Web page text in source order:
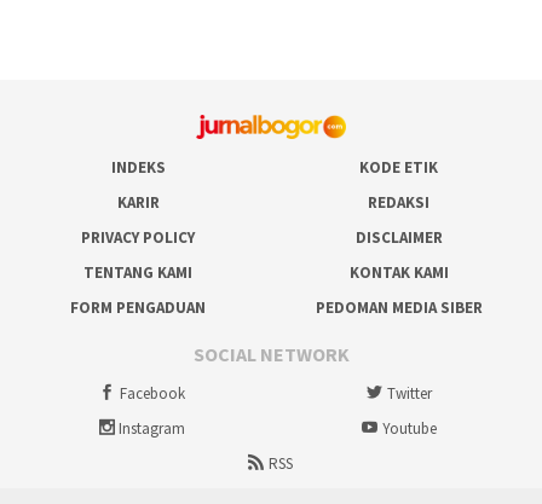
INDEKS
KODE ETIK
KARIR
REDAKSI
PRIVACY POLICY
DISCLAIMER
TENTANG KAMI
KONTAK KAMI
FORM PENGADUAN
PEDOMAN MEDIA SIBER
SOCIAL NETWORK
Facebook
Twitter
Instagram
Youtube
RSS